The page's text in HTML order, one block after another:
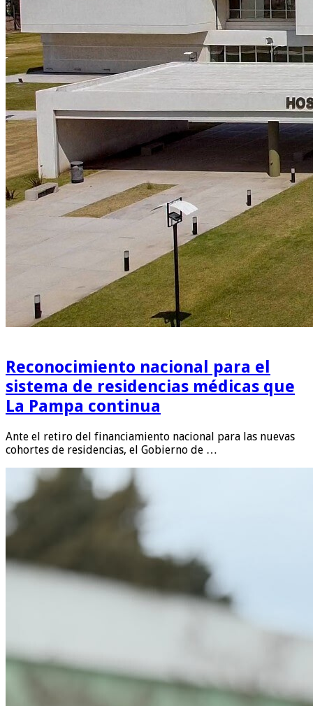
Reconocimiento nacional para el
sistema de residencias médicas que
La Pampa continua
Ante el retiro del financiamiento nacional para las nuevas
cohortes de residencias, el Gobierno de …